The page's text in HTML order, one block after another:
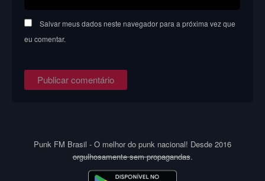
Salvar meus dados neste navegador para a próxima vez que
eu comentar.
Punk FM Brasil - O melhor do punk nacional! Desde 2016
orgulhosamente sem propagandas.